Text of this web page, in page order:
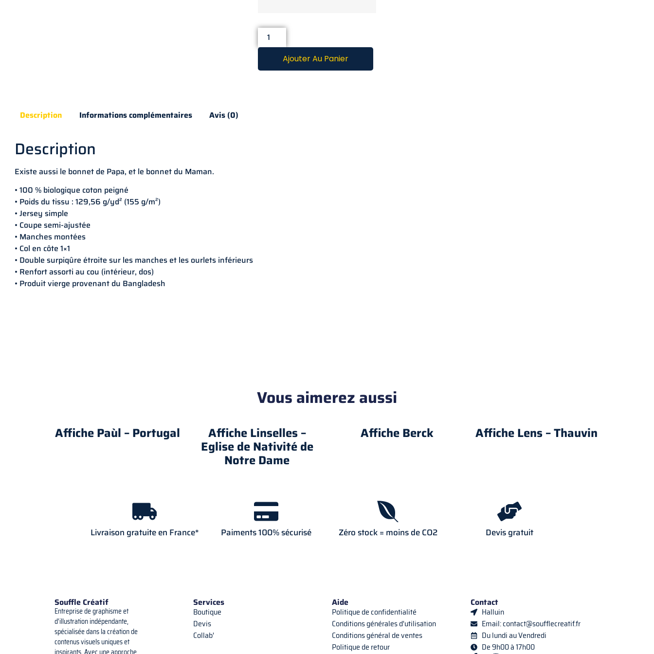
Ajouter Au Panier
Description Informations complémentaires Avis (0)
Description
Existe aussi le bonnet de Papa, et le bonnet du Maman.
• 100 % biologique coton peigné
• Poids du tissu : 129,56 g/yd² (155 g/m²)
• Jersey simple
• Coupe semi-ajustée
• Manches montées
• Col en côte 1×1
• Double surpiqûre étroite sur les manches et les ourlets inférieurs
• Renfort assorti au cou (intérieur, dos)
• Produit vierge provenant du Bangladesh
Vous aimerez aussi
Affiche Paùl – Portugal Affiche Linselles –
Eglise de Nativité de
Notre Dame
Affiche Berck Affiche Lens – Thauvin
Livraison gratuite en France* Paiments 100% sécurisé Zéro stock = moins de CO2 Devis gratuit
Souffle Créatif
Entreprise de graphisme et
d'illustration indépendante,
spécialisée dans la création de
contenus visuels uniques et
Services
Boutique
Devis
Collab'
Aide
Politique de confidentialité
Conditions générales d'utilisation
Conditions général de ventes
Politique de retour
Contact
Halluin
Email: contact@soufflecreatif.fr
Du lundi au Vendredi
De 9h00 à 17h00